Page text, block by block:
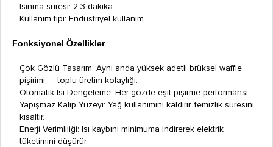
Isınma süresi: 2-3 dakika.
Kullanım tipi: Endüstriyel kullanım.
Fonksiyonel Özellikler
Çok Gözlü Tasarım: Aynı anda yüksek adetli brüksel waffle
pişirimi — toplu üretim kolaylığı.
Otomatik Isı Dengeleme: Her gözde eşit pişirme performansı.
Yapışmaz Kalıp Yüzeyi: Yağ kullanımını kaldırır, temizlik süresini
kısaltır.
Enerji Verimliliği: Isı kaybını minimuma indirerek elektrik
tüketimini düşürür.